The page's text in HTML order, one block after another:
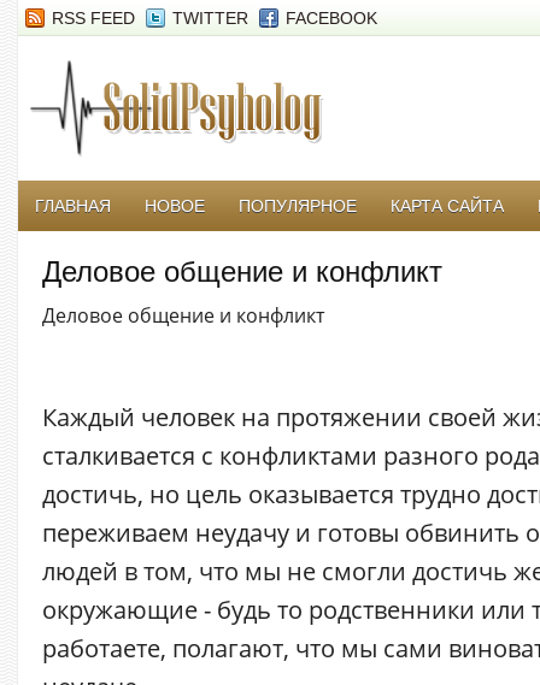
RSS FEED TWITTER FACEBOOK
ГЛАВНАЯ НОВОЕ ПОПУЛЯРНОЕ КАРТА САЙТА
Деловое общение и конфликт
Деловое общение и конфликт
Каждый человек на протяжении своей
сталкивается с конфликтами разного
достичь, но цель оказывается трудно
переживаем неудачу и готовы обвинить
людей в том, что мы не смогли достичь
окружающие - будь то родственники или
работаете, полагают, что мы сами